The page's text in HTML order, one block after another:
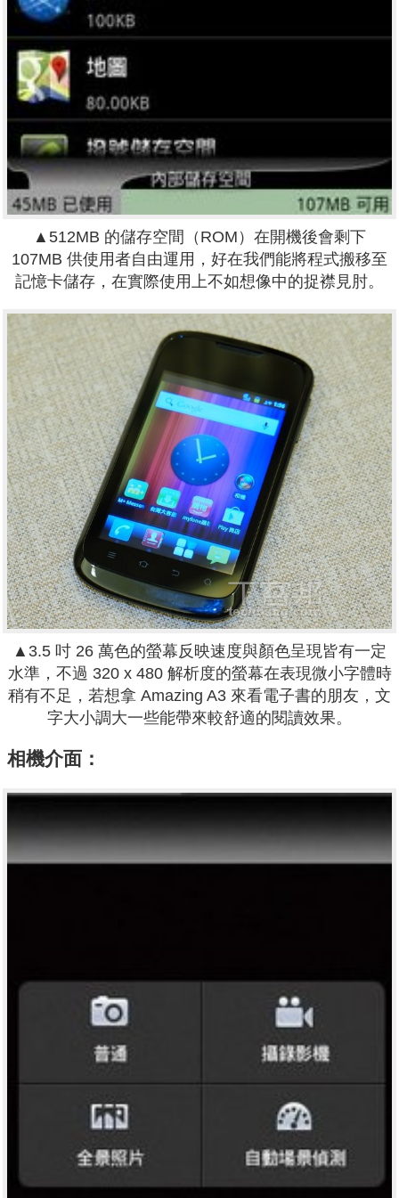
▲512MB 的儲存空間（ROM）在開機後會剩下
107MB 供使用者自由運用，好在我們能將程式搬移至
記憶卡儲存，在實際使用上不如想像中的捉襟見肘。
▲3.5 吋 26 萬色的螢幕反映速度與顏色呈現皆有一定
水準，不過 320 x 480 解析度的螢幕在表現微小字體時
稍有不足，若想拿 Amazing A3 來看電子書的朋友，文
字大小調大一些能帶來較舒適的閱讀效果。
相機介面：